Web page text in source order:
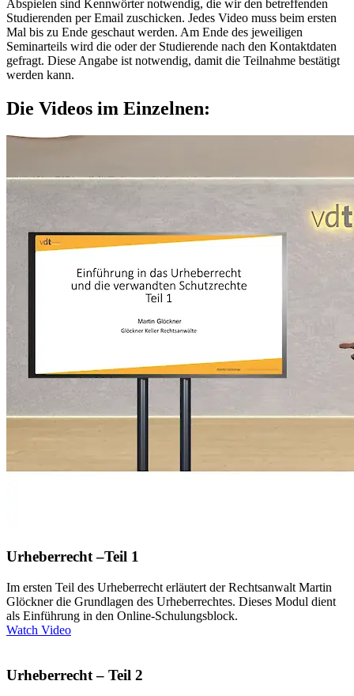
Abspielen sind Kennwörter notwendig, die wir den betreffenden
Studierenden per Email zuschicken. Jedes Video muss beim ersten
Mal bis zu Ende geschaut werden. Am Ende des jeweiligen
Seminarteils wird die oder der Studierende nach den Kontaktdaten
gefragt. Diese Angabe ist notwendig, damit die Teilnahme bestätigt
werden kann.
Die Videos im Einzelnen:
Urheberrecht –Teil 1
Im ersten Teil des Urheberrecht erläutert der Rechtsanwalt Martin
Glöckner die Grundlagen des Urheberrechtes. Dieses Modul dient
als Einführung in den Online-Schulungsblock.
Watch Video
Urheberrecht – Teil 2